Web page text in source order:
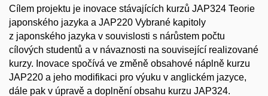
Cílem projektu je inovace stávajících kurzů JAP324 Teorie
japonského jazyka a JAP220 Vybrané kapitoly
z japonského jazyka v souvislosti s nárůstem počtu
cílových studentů a v návaznosti na související realizované
kurzy. Inovace spočívá ve změně obsahové náplně kurzu
JAP220 a jeho modifikaci pro výuku v anglickém jazyce,
dále pak v úpravě a doplnění obsahu kurzu JAP324.